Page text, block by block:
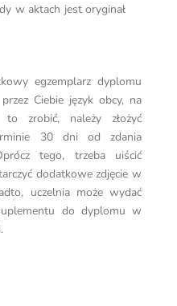
w aktach jest oryginał
egzemplarz dyplomu
Ciebie język obcy, na
zrobić, należy złożyć
30 dni od zdania
tego, trzeba uiścić
dodatkowe zdjęcie w
uczelnia może wydać
do dyplomu w